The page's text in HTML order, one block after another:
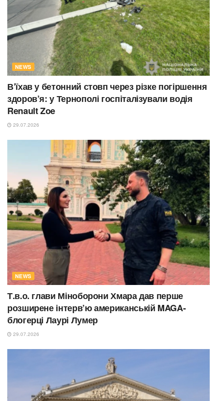
NEWS
В’їхав у бетонний стовп через різке погіршення
здоров’я: у Тернополі госпіталізували водія
Renault Zoe
29.07.2026
NEWS
Т.в.о. глави Міноборони Хмара дав перше
розширене інтерв’ю американській MAGA-
блогерці Лаурі Лумер
29.07.2026